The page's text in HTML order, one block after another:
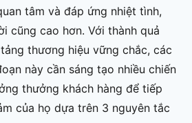
tâm và đáp ứng nhiệt tình,
cũng cao hơn. Với thành quả
thương hiệu vững chắc, các
này cần sáng tạo nhiều chiến
thưởng khách hàng để tiếp
của họ dựa trên 3 nguyên tắc